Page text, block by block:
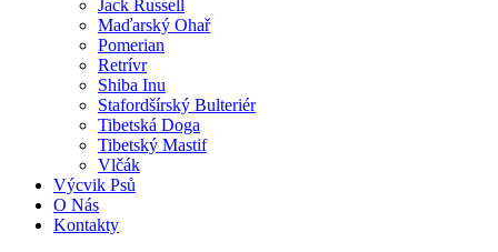
Jack Russell
Maďarský Ohař
Pomerian
Retrívr
Shiba Inu
Stafordšírský Bulteriér
Tibetská Doga
Tibetský Mastif
Vlčák
Výcvik Psů
O Nás
Kontakty